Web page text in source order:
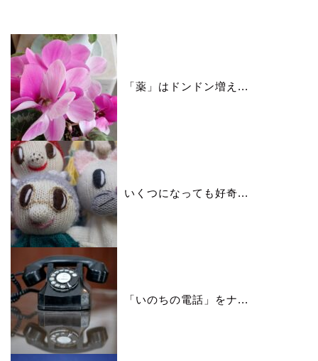
「薬」はドンドン増え...
いくつになっても好奇...
「いのちの電話」をナ...